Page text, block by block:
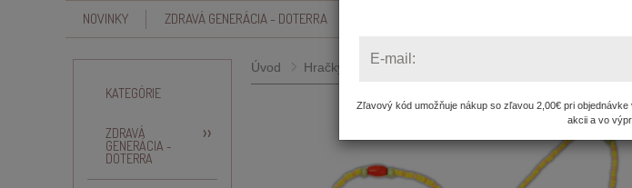
NOVINKY ZDRAVÁ GENERÁCIA - DOTERRA
KATEGÓRIE
ZDRAVÁ
GENERÁCIA -
DOTERRA
Úvod Hračky Hračky z DREVA
E-mail:
Zľavový kód umožňuje nákup so zľavou 2,00€ pri
akcii a vo